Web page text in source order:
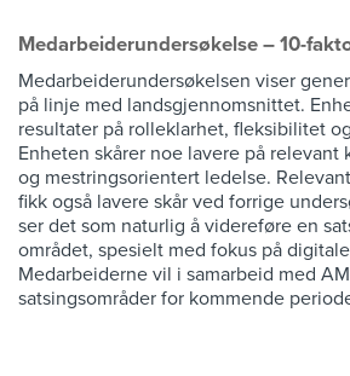
Medarbeiderundersøkelse – 10-
Medarbeiderundersøkelsen viser
på linje med landsgjennomsnittet.
resultater på rolleklarhet, fleksibilitet
Enheten skårer noe lavere på relevant
og mestringsorientert ledelse.
fikk også lavere skår ved forrige
ser det som naturlig å videreføre en
området, spesielt med fokus på
Medarbeiderne vil i samarbeid med
satsingsområder for kommende